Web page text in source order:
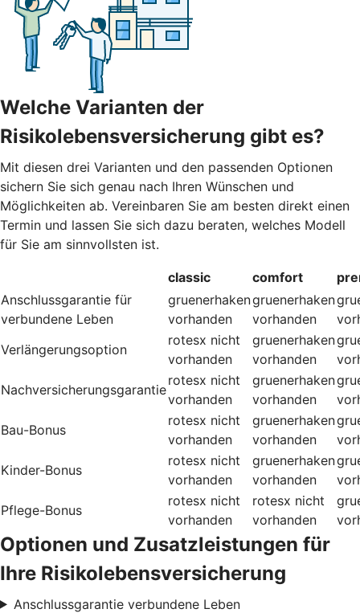
Welche Varianten der
Risikolebensversicherung gibt es?
Mit diesen drei Varianten und den passenden Optionen
sichern Sie sich genau nach Ihren Wünschen und
Möglichkeiten ab. Vereinbaren Sie am besten direkt einen
Termin und lassen Sie sich dazu beraten, welches Modell
für Sie am sinnvollsten ist.
classic comfort
Anschlussgarantie für
verbundene Leben
gruenerhaken
vorhanden
gruenerhaken
vorhanden
Verlängerungsoption
rotesx nicht
vorhanden
gruenerhaken
vorhanden
Nachversicherungsgarantie
rotesx nicht
vorhanden
gruenerhaken
vorhanden
Bau-Bonus
rotesx nicht
vorhanden
gruenerhaken
vorhanden
Kinder-Bonus
rotesx nicht
vorhanden
gruenerhaken
vorhanden
Pflege-Bonus
rotesx nicht
vorhanden
rotesx nicht
vorhanden
Optionen und Zusatzleistungen für
Ihre Risikolebensversicherung
Anschlussgarantie verbundene Leben